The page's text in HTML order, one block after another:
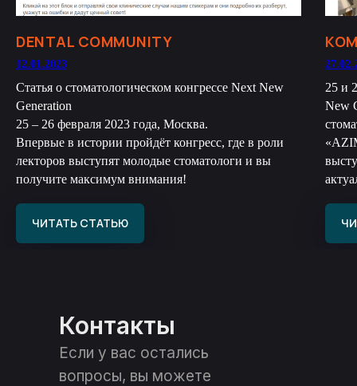
DENTAL COMMUNITY
12.01.2023
Статья о стоматологическом конгрессе Next New
Generation
25 – 26 февраля 2023 года, Москва.
Впервые в истории пройдёт конгресс, где в роли
лекторов выступят молодые стоматологи и вы
получите максимум внимания!
ЧИТАТЬ СТАТЬЮ
25 и
New
Контакты
Если у вас остались
вопросы, вы можете